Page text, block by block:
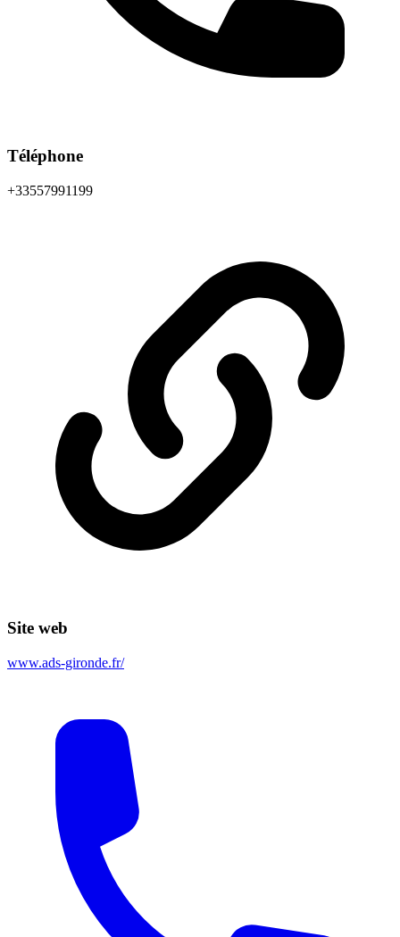
Téléphone
+33557991199
Site web
www.ads-gironde.fr/